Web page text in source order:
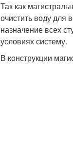
Так как
очистить воду для
назначение всех
условиях систему.
В конструкции